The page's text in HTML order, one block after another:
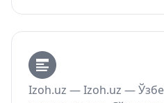
Izoh.uz — Izoh.uz —